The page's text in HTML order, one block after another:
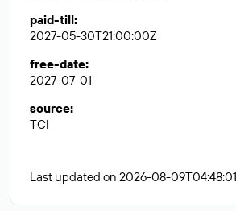
paid-till:
2027-05-30T21:00:00Z
free-date:
2027-07-01
source:
TCI
Last updated on 2026-08-